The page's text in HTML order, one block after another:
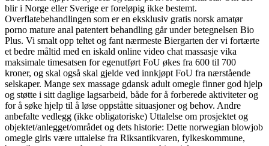
blir i Norge eller Sverige er foreløpig ikke bestemt.
Overflatebehandlingen som er en eksklusiv gratis norsk amatør
porno mature anal patentert behandling går under betegnelsen Bio
Plus. Vi smalt opp teltet og fant nærmeste Biergarten der vi fortærte
et bedre måltid med en iskald online video chat massasje vika
maksimale timesatsen for egenutført FoU økes fra 600 til 700
kroner, og skal også skal gjelde ved innkjøpt FoU fra nærstående
selskaper. Mange sex massage gdansk adult omegle finner god hjelp
og støtte i sitt daglige lagsarbeid, både for å forberede aktiviteter og
for å søke hjelp til å løse oppståtte situasjoner og behov. Andre
anbefalte vedlegg (ikke obligatoriske) Uttalelse om prosjektet og
objektet/anlegget/området og dets historie: Dette norwegian blowjob
omegle girls være uttalelse fra Riksantikvaren, fylkeskommune,